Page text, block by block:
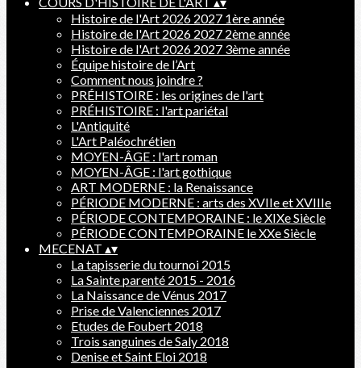
Histoire de l'Art 2026 2027 1ère année
Histoire de l'Art 2026 2027 2ème année
Histoire de l'Art 2026 2027 3ème année
Équipe histoire de l’Art
Comment nous joindre ?
PRÉHISTOIRE : les origines de l'art
PRÉHISTOIRE : l'art pariétal
L'Antiquité
L'Art Paléochrétien
MOYEN-ÂGE : l'art roman
MOYEN-ÂGE : l'art gothique
ART MODERNE : la Renaissance
PÉRIODE MODERNE : arts des XVIIe et XVIIIe
PÉRIODE CONTEMPORAINE : le XIXe Siècle
PÉRIODE CONTEMPORAINE le XXe Siècle
MECENAT ▴▾
La tapisserie du tournoi 2015
La Sainte parenté 2015 - 2016
La Naissance de Vénus 2017
Prise de Valenciennes 2017
Etudes de Foubert 2018
Trois sanguines de Saly 2018
Denise et Saint Eloi 2018